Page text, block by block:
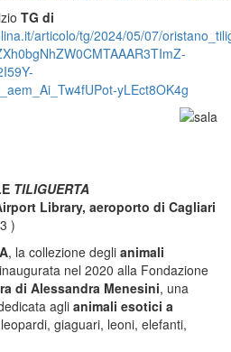
TG di
articolo/tg/2024/05/07/
yLEct8OK4g
TILIGUERTA
Library, aeroporto di Cagliari
)
, la collezione degli animali
nel 2020 alla Fondazione
di Alessandra Menesini, una
agli animali esotici a
giaguari, leoni, elefanti,